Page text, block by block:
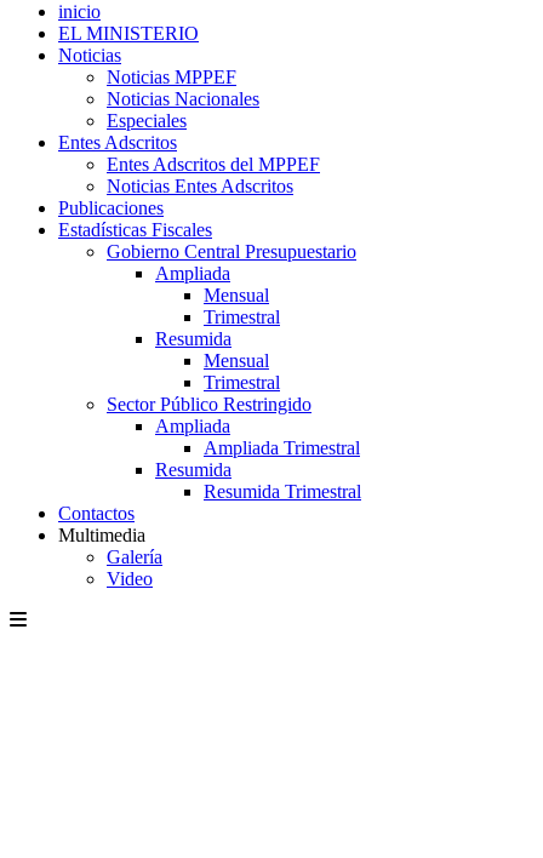
inicio
EL MINISTERIO
Noticias
Noticias MPPEF
Noticias Nacionales
Especiales
Entes Adscritos
Entes Adscritos del MPPEF
Noticias Entes Adscritos
Publicaciones
Estadísticas Fiscales
Gobierno Central Presupuestario
Ampliada
Mensual
Trimestral
Resumida
Mensual
Trimestral
Sector Público Restringido
Ampliada
Ampliada Trimestral
Resumida
Resumida Trimestral
Contactos
Multimedia
Galería
Video